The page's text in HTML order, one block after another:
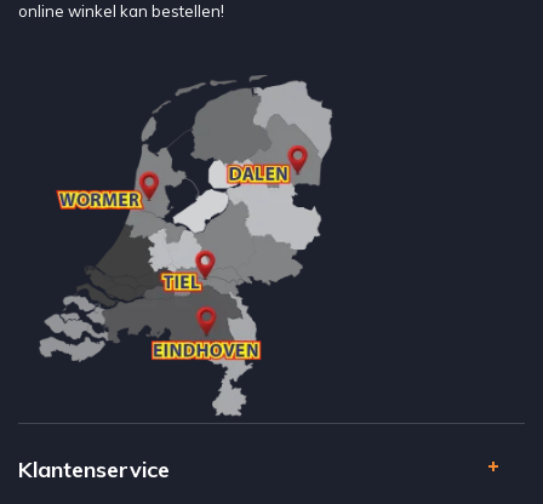
online winkel kan bestellen!
Klantenservice